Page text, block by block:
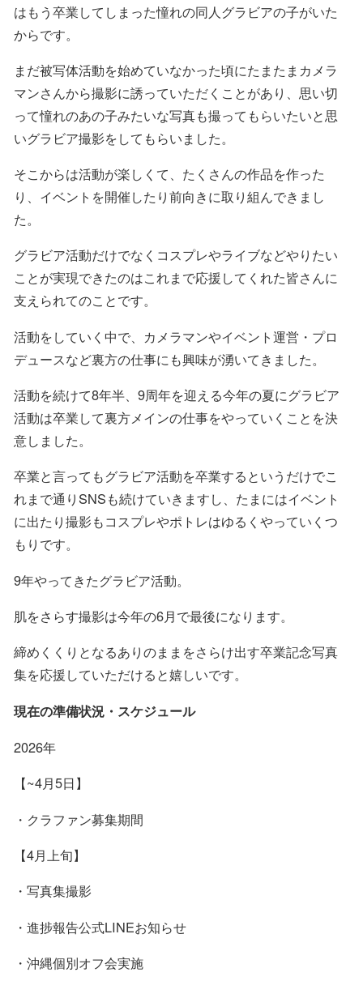
はもう卒業してしまった憧れの同人グラビアの子がいた
からです。
まだ被写体活動を始めていなかった頃にたまたまカメラ
マンさんから撮影に誘っていただくことがあり、思い切
って憧れのあの子みたいな写真も撮ってもらいたいと思
いグラビア撮影をしてもらいました。
そこからは活動が楽しくて、たくさんの作品を作った
り、イベントを開催したり前向きに取り組んできまし
た。
グラビア活動だけでなくコスプレやライブなどやりたい
ことが実現できたのはこれまで応援してくれた皆さんに
支えられてのことです。
活動をしていく中で、カメラマンやイベント運営・プロ
デュースなど裏方の仕事にも興味が湧いてきました。
活動を続けて8年半、9周年を迎える今年の夏にグラビア
活動は卒業して裏方メインの仕事をやっていくことを決
意しました。
卒業と言ってもグラビア活動を卒業するというだけでこ
れまで通りSNSも続けていきますし、たまにはイベント
に出たり撮影もコスプレやポトレはゆるくやっていくつ
もりです。
9年やってきたグラビア活動。
肌をさらす撮影は今年の6月で最後になります。
締めくくりとなるありのままをさらけ出す卒業記念写真
集を応援していただけると嬉しいです。
現在の準備状況・スケジュール
2026年
【~4月5日】
・クラファン募集期間
【4月上旬】
・写真集撮影
・進捗報告公式LINEお知らせ
・沖縄個別オフ会実施